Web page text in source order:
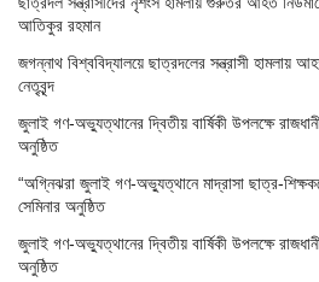
আতিকুর রহমান
জগন্নাথ বিশ্ববিদ্যালয়ে ছাত্রদলের সন্ত্রাসী হামলায়
নেতৃবৃন্দ
জুলাই গণ-অভ্যুত্থানের দ্বিতীয় বার্ষিকী উপলক্ষে
অনুষ্ঠিত
“অগ্নিঝরা জুলাই গণ-অভ্যুত্থানে মাদ্রাসা ছাত্র-
সেমিনার অনুষ্ঠিত
জুলাই গণ-অভ্যুত্থানের দ্বিতীয় বার্ষিকী উপলক্ষে
অনুষ্ঠিত